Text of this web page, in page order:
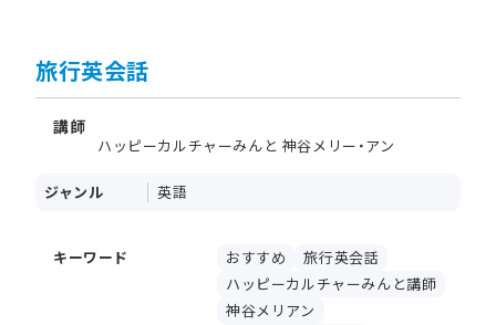
旅行英会話
講師
ハッピーカルチャーみんと 神谷メリー・アン
ジャンル 英語
キーワード おすすめ
旅行英会話
ハッピーカルチャーみんと講師
神谷メリアン